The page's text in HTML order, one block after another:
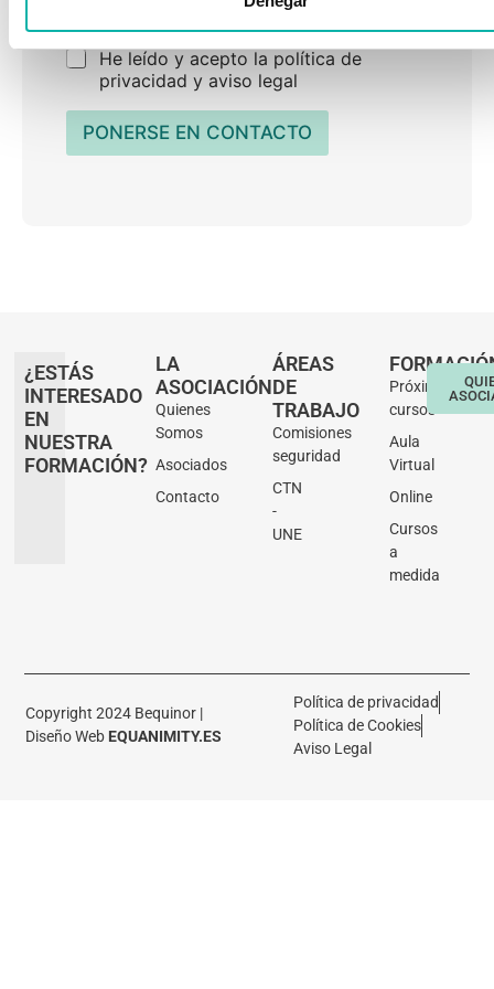
He leído y acepto la política de
privacidad y aviso legal
PONERSE EN CONTACTO
¿ESTÁS
INTERESADO
EN
NUESTRA
FORMACIÓN?
LA
ASOCIACIÓN
Quienes
Somos
Asociados
Contacto
ÁREAS
DE
TRABAJO
Comisiones
seguridad
CTN
-
UNE
Próximos
cursos
Aula
Virtual
Online
Cursos
a
medida
Copyright 2024 Bequinor |
Diseño Web EQUANIMITY.ES
Política de privacidad
Política de Cookies
Aviso Legal